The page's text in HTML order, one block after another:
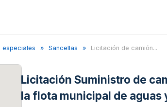
especiales Sancellas Licitación de camión...
Licitación Suministro de
la flota municipal de aguas